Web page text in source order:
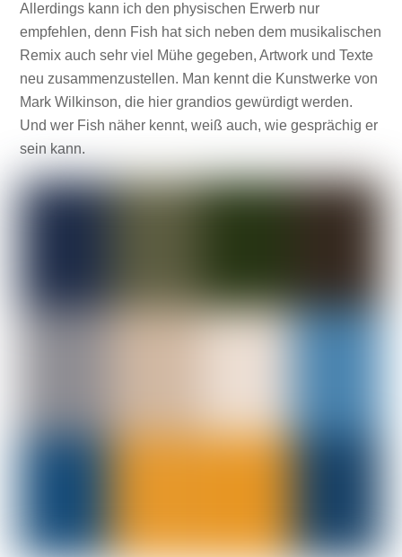
Allerdings kann ich den physischen Erwerb nur
empfehlen, denn Fish hat sich neben dem musikalischen
Remix auch sehr viel Mühe gegeben, Artwork und Texte
neu zusammenzustellen. Man kennt die Kunstwerke von
Mark Wilkinson, die hier grandios gewürdigt werden.
Und wer Fish näher kennt, weiß auch, wie gesprächig er
sein kann.